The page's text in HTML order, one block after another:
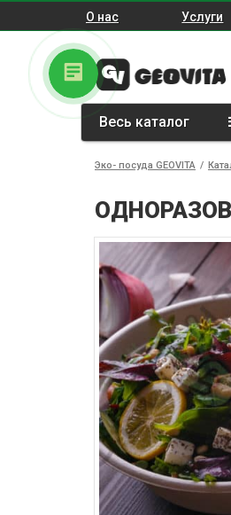
О нас Услуги
Весь каталог
Эко- посуда GEOVITA /